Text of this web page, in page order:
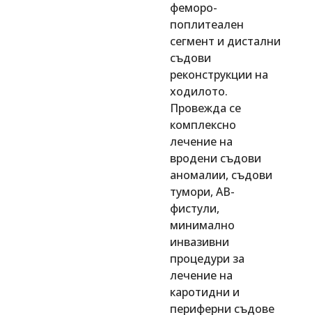
феморо-
поплитеален
сегмент и дистални
съдови
реконструкции на
ходилото.
Провежда се
комплексно
лечение на
вродени съдови
аномалии, съдови
тумори, АВ-
фистули,
минимално
инвазивни
процедури за
лечение на
каротидни и
периферни съдове